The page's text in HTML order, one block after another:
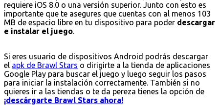
requiere iOS 8.0 o una versión superior. Junto con esto es
importante que te asegures que cuentas con al menos 103
MB de espacio libre en tu dispositivo para poder descargar
e instalar el juego.
Si eres usuario de dispositivos Android podrás descargar
el apk de Brawl Stars o dirigirte a la tienda de aplicaciones
Google Play para buscar el juego y luego seguir los pasos
para iniciar la instalación correctamente. También si no
quieres ir a las tiendas o te da pereza tienes la opción de
¡descárgarte Brawl Stars ahora!